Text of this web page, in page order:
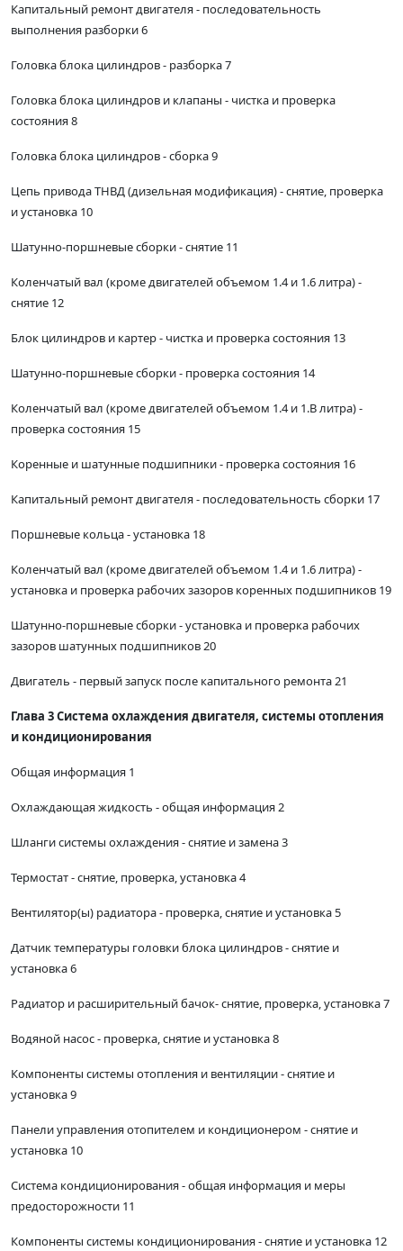
Капитальный ремонт двигателя - последовательность
выполнения разборки 6
Головка блока цилиндров - разборка 7
Головка блока цилиндров и клапаны - чистка и проверка
состояния 8
Головка блока цилиндров - сборка 9
Цепь привода ТНВД (дизельная модификация) - снятие, проверка
и установка 10
Шатунно-поршневые сборки - снятие 11
Коленчатый вал (кроме двигателей объемом 1.4 и 1.6 литра) -
снятие 12
Блок цилиндров и картер - чистка и проверка состояния 13
Шатунно-поршневые сборки - проверка состояния 14
Коленчатый вал (кроме двигателей объемом 1.4 и 1.В литра) -
проверка состояния 15
Коренные и шатунные подшипники - проверка состояния 16
Капитальный ремонт двигателя - последовательность сборки 17
Поршневые кольца - установка 18
Коленчатый вал (кроме двигателей объемом 1.4 и 1.6 литра) -
установка и проверка рабочих зазоров коренных подшипников 19
Шатунно-поршневые сборки - установка и проверка рабочих
зазоров шатунных подшипников 20
Двигатель - первый запуск после капитального ремонта 21
Глава 3 Система охлаждения двигателя, системы отопления
и кондиционирования
Общая информация 1
Охлаждающая жидкость - общая информация 2
Шланги системы охлаждения - снятие и замена 3
Термостат - снятие, проверка, установка 4
Вентилятор(ы) радиатора - проверка, снятие и установка 5
Датчик температуры головки блока цилиндров - снятие и
установка 6
Радиатор и расширительный бачок- снятие, проверка, установка 7
Водяной насос - проверка, снятие и установка 8
Компоненты системы отопления и вентиляции - снятие и
установка 9
Панели управления отопителем и кондиционером - снятие и
установка 10
Система кондиционирования - общая информация и меры
предосторожности 11
Компоненты системы кондиционирования - снятие и установка 12